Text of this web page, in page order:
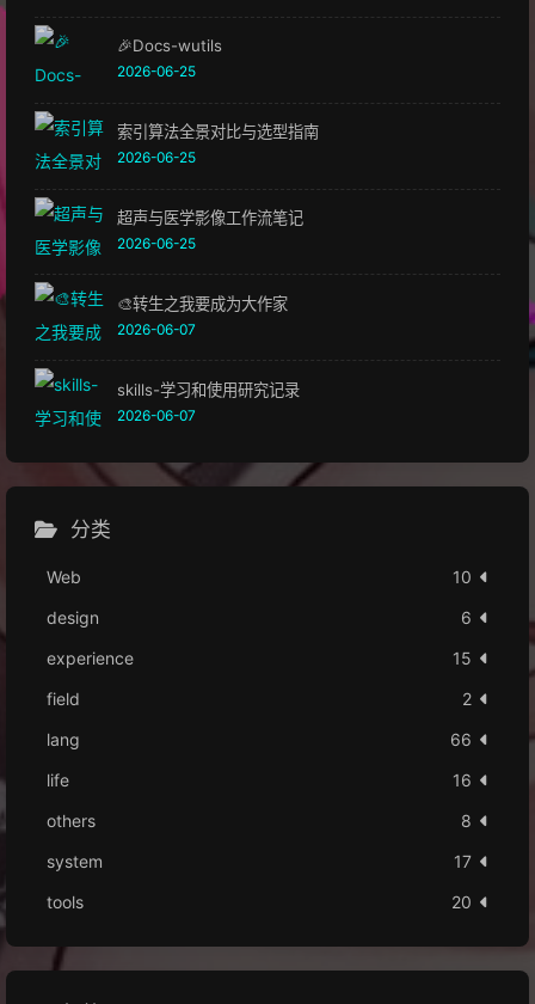
🎉Docs-wutils
2026-06-25
索引算法全景对比与选型指南
2026-06-25
超声与医学影像工作流笔记
2026-06-25
🎨转生之我要成为大作家
2026-06-07
skills-学习和使用研究记录
2026-06-07
分类
Web
10
design
6
experience
15
field
2
lang
66
life
16
others
8
system
17
tools
20